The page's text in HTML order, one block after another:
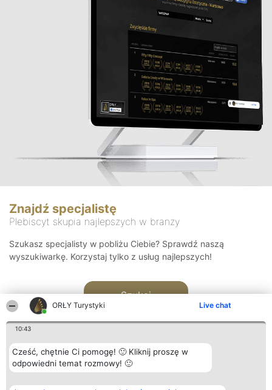
ORŁY Turystyki Live chat
10:43
Cześć, chętnie Ci pomogę! 🙂 Kliknij proszę w
odpowiedni temat rozmowy! 🙂
Znajdź specjalistę
Plebiscyt skupia najlepszych w branży
Szukasz specjalisty w pobliżu Ciebie? Sprawdź naszą
wyszukiwarkę. Korzystaj tylko z usług najlepszych!
Szukaj
Organizator plebiscytu Plebiscyt Kontakt